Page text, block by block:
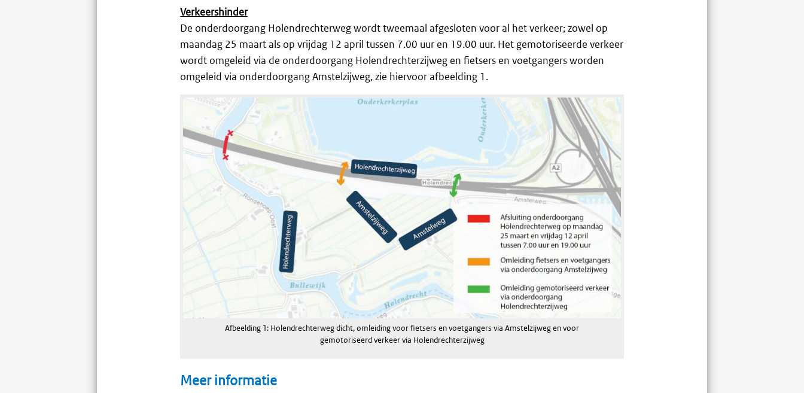
Verkeershinder
De onderdoorgang Holendrechterweg wordt tweemaal afgesloten voor al het verkeer; zowel op
maandag 25 maart als op vrijdag 12 april tussen 7.00 uur en 19.00 uur. Het gemotoriseerde verkeer
wordt omgeleid via de onderdoorgang Holendrechterzijweg en fietsers en voetgangers worden
omgeleid via onderdoorgang Amstelzijweg, zie hiervoor afbeelding 1.
Afbeelding 1: Holendrechterweg dicht, omleiding voor fietsers en voetgangers via Amstelzijweg en voor
gemotoriseerd verkeer via Holendrechterzijweg
Meer informatie